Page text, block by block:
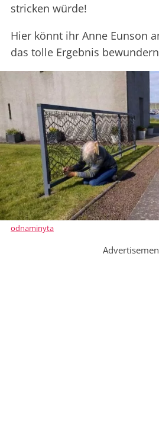
stricken würde!
Hier könnt ihr Anne Eunson
das tolle Ergebnis
odnaminyta